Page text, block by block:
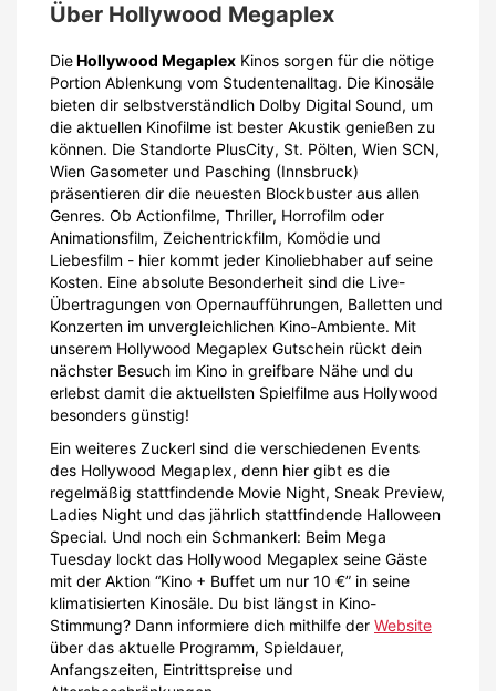
Über Hollywood Megaplex
DieHollywood Megaplex Kinos sorgen für die nötige
Portion Ablenkung vom Studentenalltag. Die Kinosäle
bieten dir selbstverständlich Dolby Digital Sound, um
die aktuellen Kinofilme ist bester Akustik genießen zu
können. Die Standorte PlusCity, St. Pölten, Wien SCN,
Wien Gasometer und Pasching (Innsbruck)
präsentieren dir die neuesten Blockbuster aus allen
Genres. Ob Actionfilme, Thriller, Horrofilm oder
Animationsfilm, Zeichentrickfilm, Komödie und
Liebesfilm - hier kommt jeder Kinoliebhaber auf seine
Kosten. Eine absolute Besonderheit sind die Live-
Übertragungen von Opernaufführungen, Balletten und
Konzerten im unvergleichlichen Kino-Ambiente. Mit
unserem Hollywood Megaplex Gutschein rückt dein
nächster Besuch im Kino in greifbare Nähe und du
erlebst damit die aktuellsten Spielfilme aus Hollywood
besonders günstig!
Ein weiteres Zuckerl sind die verschiedenen Events
des Hollywood Megaplex, denn hier gibt es die
regelmäßig stattfindende Movie Night, Sneak Preview,
Ladies Night und das jährlich stattfindende Halloween
Special. Und noch ein Schmankerl: Beim Mega
Tuesday lockt das Hollywood Megaplex seine Gäste
mit der Aktion “Kino + Buffet um nur 10 €” in seine
klimatisierten Kinosäle. Du bist längst in Kino-
Stimmung? Dann informiere dich mithilfe der Website
über das aktuelle Programm, Spieldauer,
Anfangszeiten, Eintrittspreise und